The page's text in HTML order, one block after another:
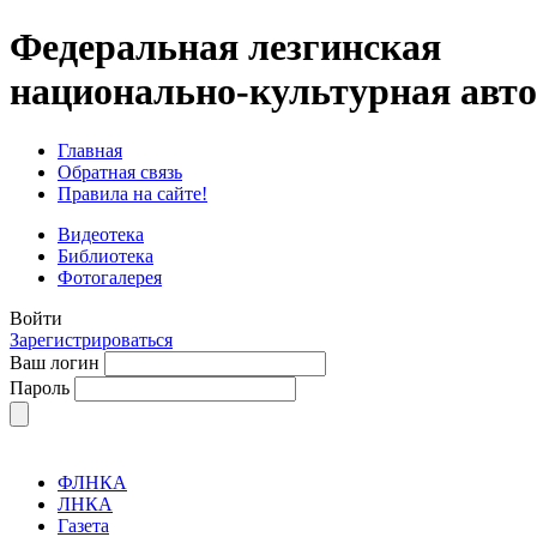
Федеральная лезгинская
национально-культурная
Главная
Обратная связь
Правила на сайте!
Видеотека
Библиотека
Фотогалерея
Войти
Зарегистрироваться
Ваш логин
Пароль
ФЛНКА
ЛНКА
Газета